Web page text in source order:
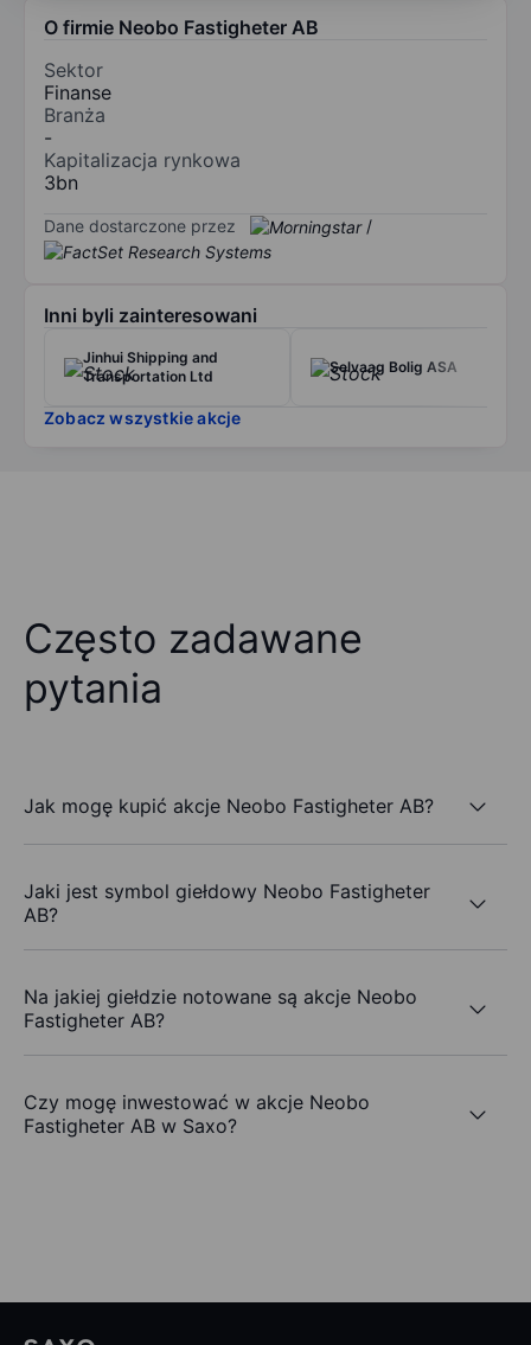
O firmie Neobo Fastigheter AB
Sektor
Finanse
Branża
-
Kapitalizacja rynkowa
3bn
Dane dostarczone przez /
Inni byli zainteresowani
Jinhui Shipping and
Transportation Ltd
Selvaag Bolig ASA
Zobacz wszystkie akcje
Często zadawane
pytania
Jak mogę kupić akcje Neobo Fastigheter AB?
Jaki jest symbol giełdowy Neobo Fastigheter
AB?
Na jakiej giełdzie notowane są akcje Neobo
Fastigheter AB?
Czy mogę inwestować w akcje Neobo
Fastigheter AB w Saxo?